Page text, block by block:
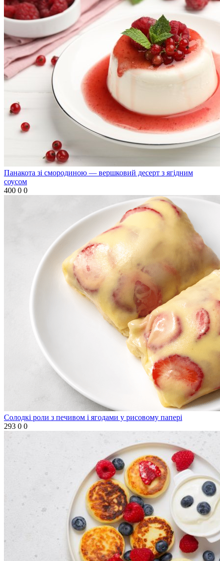
Панакота зі смородиною — вершковий десерт з ягідним
соусом
400 0 0
Солодкі роли з печивом і ягодами у рисовому папері
293 0 0